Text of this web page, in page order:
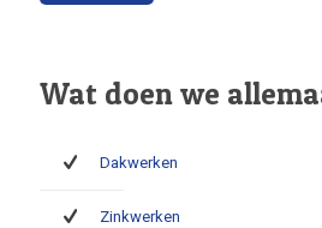
Wat doen we
Dakwerken
Zinkwerken